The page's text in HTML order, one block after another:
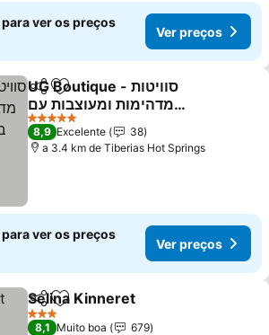
ver os preços
Ver preços
PartilharAdicionar aos favoritos
UG Boutique - סוויטות
מדהימות ומעוצבות עם
בריכה מחוממת ליד הכנרת
5 Estrelas
8,9 Excelente
38
a 3.4 km de Tiberias Hot Springs
ver os preços
Ver preços
PartilharAdicionar aos favoritos
Selina Kinneret
3 Estrelas
8,1 Muito boa
679